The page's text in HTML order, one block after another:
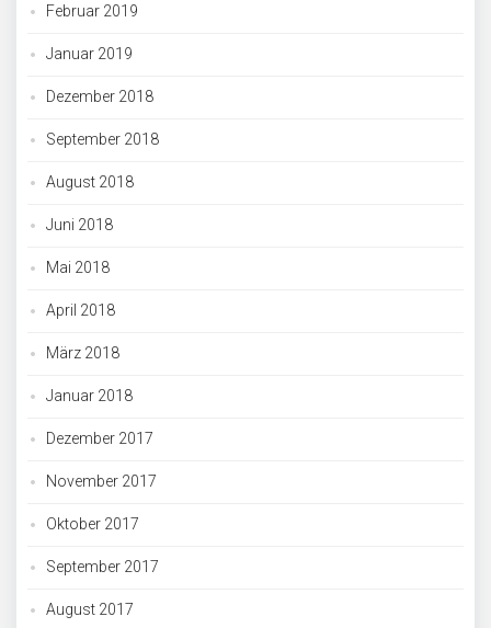
Februar 2019
Januar 2019
Dezember 2018
September 2018
August 2018
Juni 2018
Mai 2018
April 2018
März 2018
Januar 2018
Dezember 2017
November 2017
Oktober 2017
September 2017
August 2017